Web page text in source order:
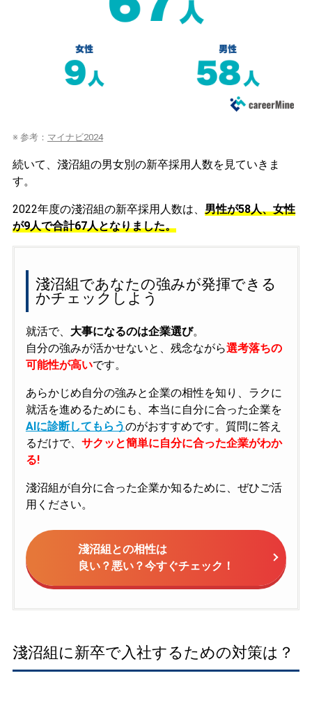
※ 参考： マイナビ2024
続いて、淺沼組の男女別の新卒採用人数を見ていきま
す。
2022年度の淺沼組の新卒採用人数は、 男性が58人、女性
が9人で合計67人となりました。
淺沼組であなたの強みが発揮できる
かチェックしよう
就活で、 大事になるのは企業選び。
自分の強みが活かせないと、残念ながら選考落ちの
可能性が高いです。
あらかじめ自分の強みと企業の相性を知り、ラクに
就活を進めるためにも、本当に自分に合った企業を
AIに診断してもらうのがおすすめです。質問に答え
るだけで、 サクッと簡単に自分に合った企業がわか
る!
淺沼組が自分に合った企業か知るために、ぜひご活
用ください。
淺沼組との相性は
良い？悪い？今すぐチェック！
淺沼組に新卒で入社するための対策は？